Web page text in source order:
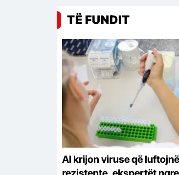
TË FUNDIT
AI krijon viruse që